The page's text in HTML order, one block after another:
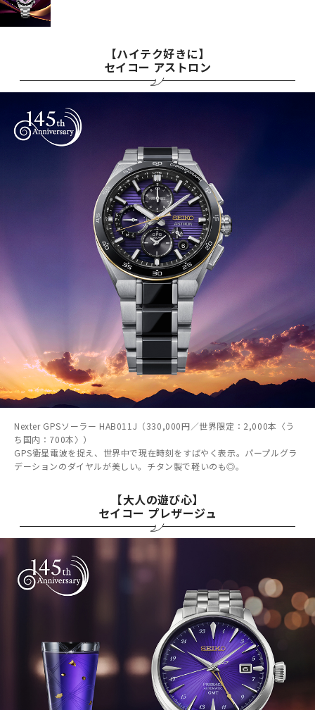
【ハイテク好きに】
セイコー アストロン
Nexter GPSソーラー HAB011J（330,000円／世界限定：2,000本〈う
ち国内：700本〉）
GPS衛星電波を捉え、世界中で現在時刻をすばやく表示。パープルグラ
デーションのダイヤルが美しい。チタン製で軽いのも◎。
【大人の遊び心】
セイコー プレザージュ